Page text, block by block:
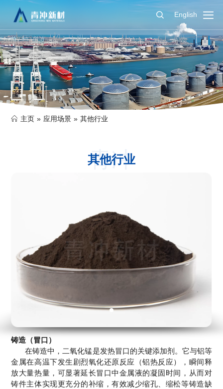
English
主页 » 应用场景 » 其他行业
青冲
其他行业
铸造（冒口）
在铸造中，二氧化锰是发热冒口的关键添加剂。它与铝等
金属在高温下发生剧烈氧化还原反应（铝热反应），瞬间释
放大量热量，可显著延长冒口中金属液的凝固时间，从而对
铸件主体实现更充分的补缩，有效减少缩孔、缩松等铸造缺